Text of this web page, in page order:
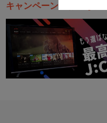
キャンペーン・お得な情報